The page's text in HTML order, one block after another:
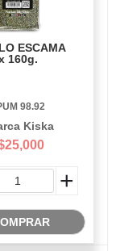
ESCAMA
160g.
98.92
Kiska
+